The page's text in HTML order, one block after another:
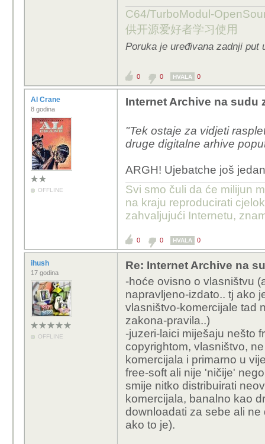
C64/TurboModul-
供开源爱好者学习使用
Poruka je uređivana zadnji put
0 0 HVALA 0
Al Crane
8 godina
OFFLINE
Internet Archive na sudu
"Tek ostaje za vidjeti
druge digitalne arhive
ARGH! Ujebatche još
Svi smo čuli da će milijun
na kraju reproducirati
zahvaljujući Internetu,
0 0 HVALA 0
ihush
17 godina
OFFLINE
Re: Internet Archive na
-hoće ovisno o vlasništvu
napravljeno-izdato.. tj ako
vlasništvo-komercijale tad
zakona-pravila..)
-juzeri-laici miješaju nešto
copyrightom, vlasništvo,
komercijala i primarno u
free-soft ali nije 'ničije'
smije nitko distribuirati
komercijala, banalno kao
downloadati za sebe ali ne
ako to je).